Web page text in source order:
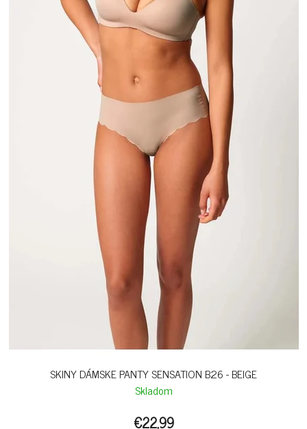
SKINY DÁMSKE PANTY SENSATION B26 - BEIGE
Skladom
€22,99